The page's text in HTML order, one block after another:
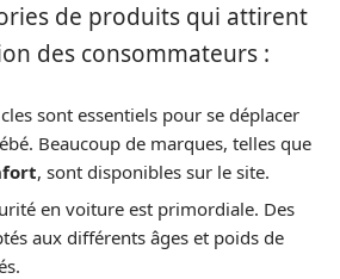
de produits qui attirent
des consommateurs :
sont essentiels pour se déplacer
Beaucoup de marques, telles que
, sont disponibles sur le site.
en voiture est primordiale. Des
aux différents âges et poids de